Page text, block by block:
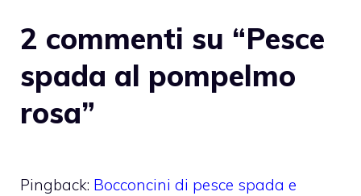
2 commenti su “Pesce
spada al pompelmo
rosa”
Pingback: Bocconcini di pesce spada e